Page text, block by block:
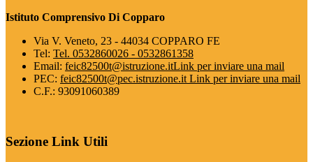
Istituto Comprensivo Di Copparo
Via V. Veneto, 23 - 44034 COPPARO FE
Tel: Tel. 0532860026 - 0532861358
Email: feic82500t@istruzione.itLink per inviare una mail
PEC: feic82500t@pec.istruzione.it Link per inviare una mail
C.F.: 93091060389
Sezione Link Utili